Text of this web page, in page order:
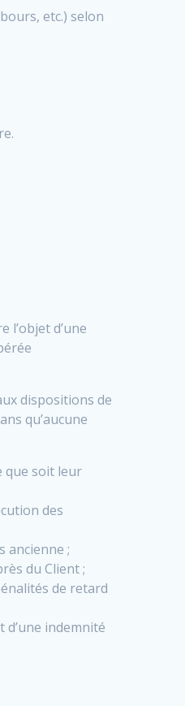
etc.) selon
l’objet d’une
dispositions de
qu’aucune
que soit leur
des
ancienne ;
du Client ;
de retard
indemnité